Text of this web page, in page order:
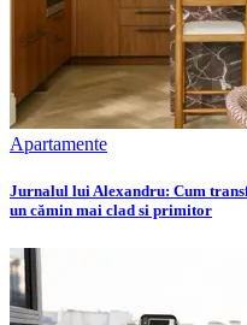
Apartamente
Jurnalul lui Alexandru: Cum
un cămin mai clad si primitor